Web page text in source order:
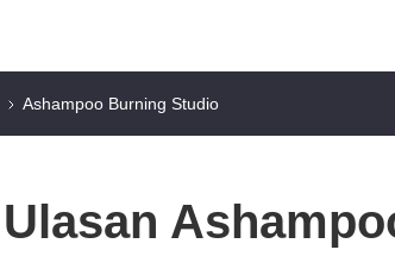
Ashampoo Burning Studio
Ulasan